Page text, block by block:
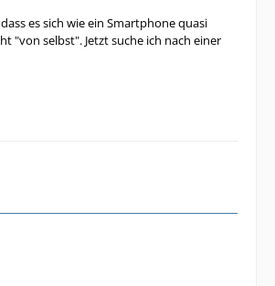
es sich wie ein Smartphone quasi
"von selbst". Jetzt suche ich nach einer